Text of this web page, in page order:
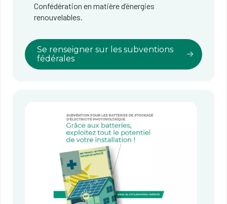
Confédération en matière d’énergies
renouvelables.
Se renseigner sur les subventions
fédérales